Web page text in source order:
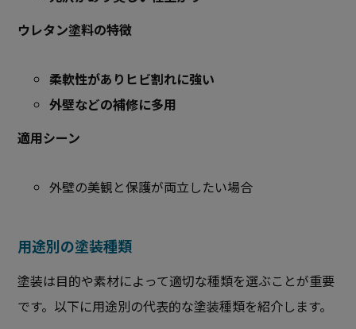
ウレタン塗料の特徴
柔軟性がありヒビ割れに強い
外壁などの補修に多用
適用シーン
外壁の美観と保護が両立したい場合
用途別の塗装種類
塗装は目的や素材によって適切な種類を選ぶことが重要
です。以下に用途別の代表的な塗装種類を紹介します。